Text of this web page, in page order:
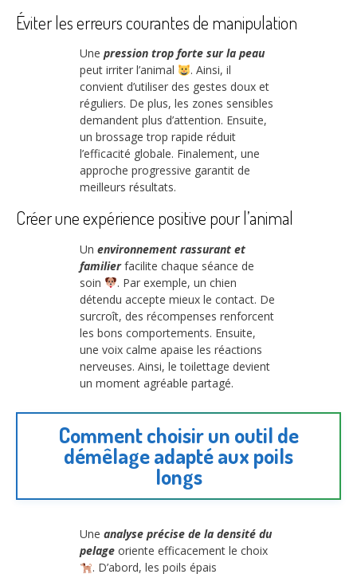
Éviter les erreurs courantes de manipulation
Une pression trop forte sur la peau
peut irriter l’animal
. Ainsi, il
convient d’utiliser des gestes doux et
réguliers. De plus, les zones sensibles
demandent plus d’attention. Ensuite,
un brossage trop rapide réduit
l’efficacité globale. Finalement, une
approche progressive garantit de
meilleurs résultats.
Créer une expérience positive pour l’animal
Un environnement rassurant et
familierfacilite chaque séance de
soin
. Par exemple, un chien
détendu accepte mieux le contact. De
surcroît, des récompenses renforcent
les bons comportements. Ensuite,
une voix calme apaise les réactions
nerveuses. Ainsi, le toilettage devient
un moment agréable partagé.
Comment choisir un outil de
démêlage adapté aux poils
longs
Une analyse précise de la densité du
pelage oriente efficacement le choix
. D’abord, les poils épais